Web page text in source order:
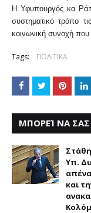
Η Υφυπουργός κα
συστηματικό τρόπο
κοινωνική συνοχή που
Tags: ΠΟΛΙΤΙΚΑ
ΜΠΟΡΕΊ ΝΑ
Υπ.
και